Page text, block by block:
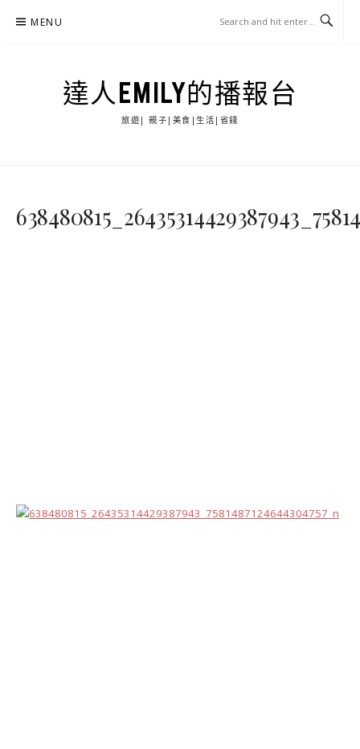
MENU
達人EMILY的播報台
旅遊| 親子|美食|生活|省錢